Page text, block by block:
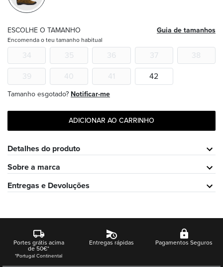
ESCOLHE O TAMANHO Guia de tamanhos
Encomenda o teu tamanho habitual
34 35 36 37 38
39 40 41 42
Tamanho esgotado? Notificar-me
ADICIONAR AO CARRINHO
Detalhes do produto
Sobre a marca
Entregas e Devoluções
Portes grátis acima
de 50€*
*Portugal Continental
Entregas rápidas Pagamentos Seguros